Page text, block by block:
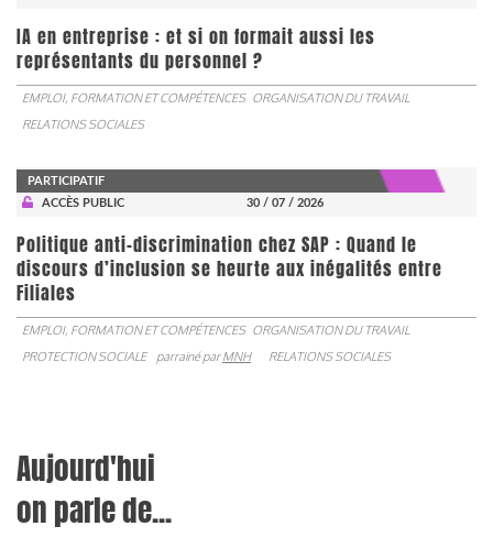
IA en entreprise : et si on formait aussi les
représentants du personnel ?
EMPLOI, FORMATION ET COMPÉTENCES ORGANISATION DU TRAVAIL
RELATIONS SOCIALES
PARTICIPATIF
ACCÈS PUBLIC
30 / 07 / 2026
Politique anti-discrimination chez SAP : Quand le
discours d’inclusion se heurte aux inégalités entre
Filiales
EMPLOI, FORMATION ET COMPÉTENCES ORGANISATION DU TRAVAIL
PROTECTION SOCIALE
parrainé parMNH RELATIONS SOCIALES
Aujourd'hui
on parle de...